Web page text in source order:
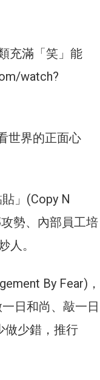
充滿「笑」能
watch?
世界的正面心
」(Copy N
勢、內部員工培
人。
By Fear)，
日和尚、敲一日
做少錯，推行